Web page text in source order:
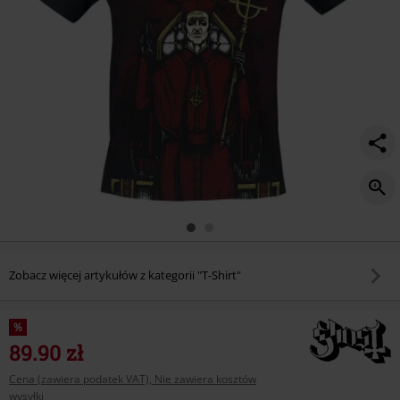
Zobacz więcej artykułów z kategorii "T-Shirt"
%
89.90 zł
Cena (zawiera podatek VAT), Nie zawiera kosztów
wysyłki